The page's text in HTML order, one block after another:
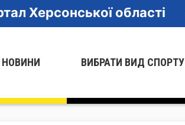
Херсонської області
ВИБРАТИ ВИД СПОРТУ